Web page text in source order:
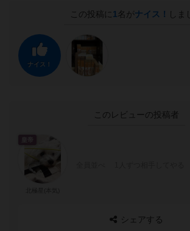
この投稿に 1 名がナイス！ しま
ナイス！
このレビューの投稿者
皇帝
シェアする